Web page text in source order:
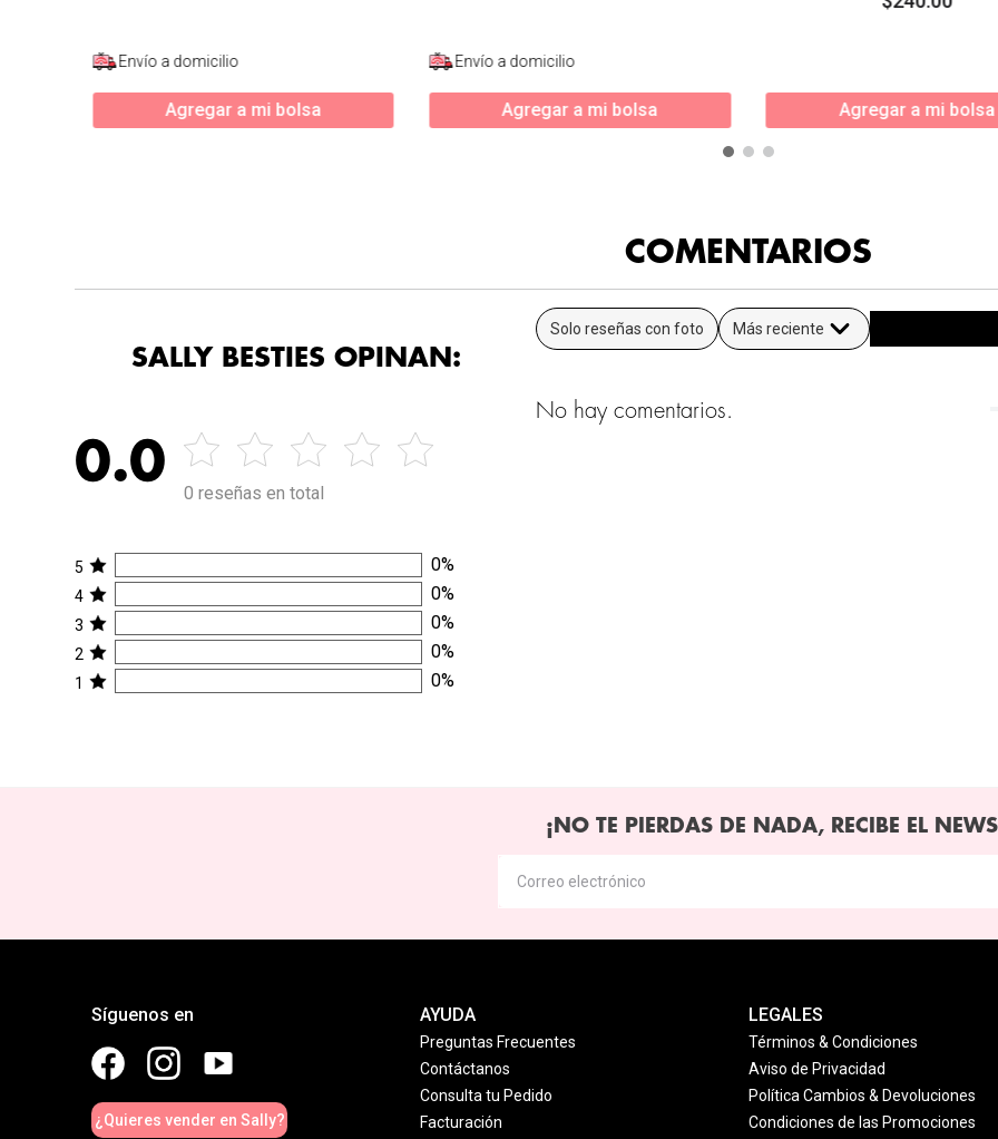
Envío a domicilio
Agregar a mi bolsa
Envío a domicilio
Agregar a mi bolsa Agregar a mi bolsa
COMENTARIOS
SALLY BESTIES OPINAN:
0.0
0 reseñas en total
5 0%
4 0%
3 0%
2 0%
1 0%
Solo reseñas con foto Más reciente
No hay comentarios.
¡NO TE PIERDAS DE NADA, RECIBE EL
Síguenos en
¿Quieres vender en Sally?
AYUDA
Preguntas Frecuentes
Contáctanos
Consulta tu Pedido
Facturación
LEGALES
Términos & Condiciones
Aviso de Privacidad
Política Cambios & Devoluciones
Condiciones de las Promociones